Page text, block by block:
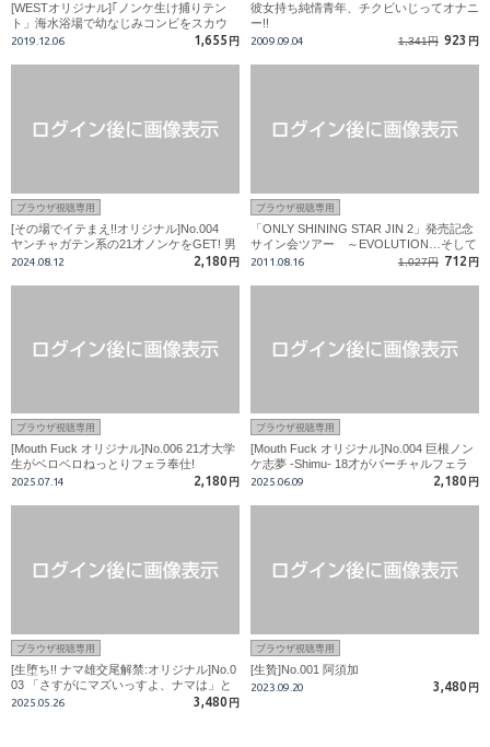
[WESTオリジナル]｢ノンケ生け捕りテン
ト」海水浴場で幼なじみコンビをスカウ
ト!!
2019.12.06 1,655 円
彼女持ち純情青年、チクビいじってオナニ
ー!!
2009.09.04 1,341円 923 円
ブラウザ視聴専用
[その場でイテまえ!!オリジナル]No.004
ヤンチャガテン系の21才ノンケをGET! 男
のテクで豪快大発射!
2024.08.12 2,180 円
ブラウザ視聴専用
「ONLY SHINING STAR JIN 2」発売記念
サイン会ツアー ～EVOLUTION…そして
その先へ～
2011.08.16 1,027円 712 円
ブラウザ視聴専用
[Mouth Fuck オリジナル]No.006 21才大学
生がベロベロねっとりフェラ奉仕!
2025.07.14 2,180 円
ブラウザ視聴専用
[Mouth Fuck オリジナル]No.004 巨根ノン
ケ志夢 -Shimu- 18才がバーチャルフェラ
奉仕!!
2025.06.09 2,180 円
ブラウザ視聴専用
[生堕ち!! ナマ雄交尾解禁:オリジナル]No.0
03 「さすがにマズいっすよ、ナマは」と
言ってたはずが「中に出してください」大
2025.05.26 3,480 円
ブラウザ視聴専用
[生贄]No.001 阿須加
2023.09.20 3,480 円